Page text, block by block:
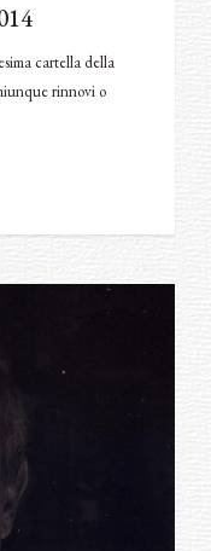
cartella della
rinnovi o